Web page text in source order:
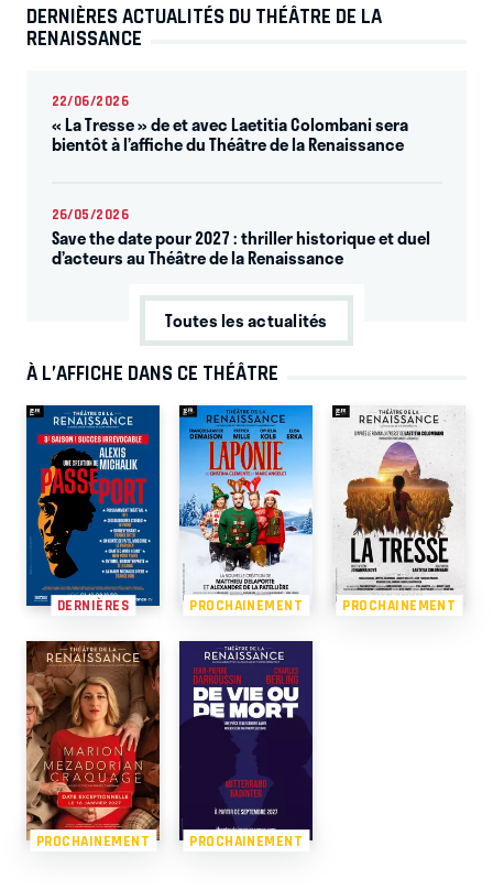
DERNIÈRES ACTUALITÉS DU THÉÂTRE DE LA
RENAISSANCE
22/06/2026
« La Tresse » de et avec Laetitia Colombani sera
bientôt à l’affiche du Théâtre de la Renaissance
26/05/2026
Save the date pour 2027 : thriller historique et duel
d’acteurs au Théâtre de la Renaissance
Toutes les actualités
À L’AFFICHE DANS CE THÉÂTRE
DERNIÈRES PROCHAINEMENT PROCHAINEMENT
PROCHAINEMENT PROCHAINEMENT